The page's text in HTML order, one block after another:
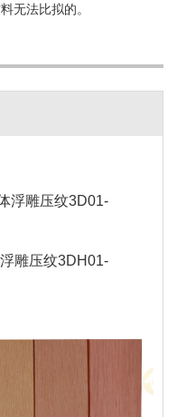
无法比拟的。
浮雕压纹3D01-
雕压纹3DH01-